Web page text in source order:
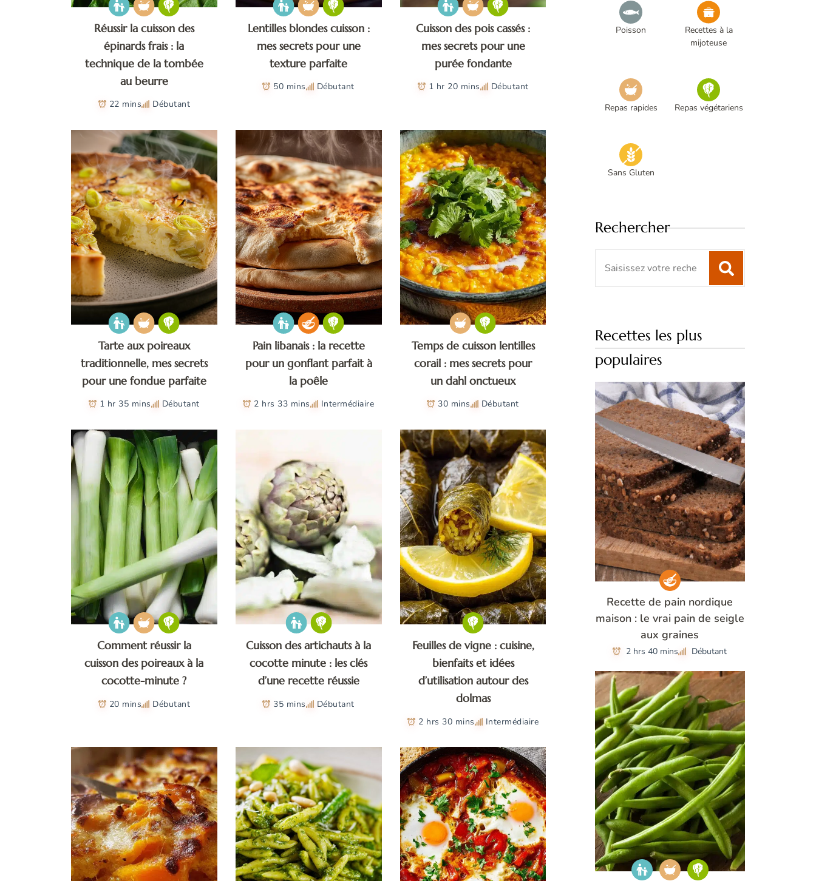
Réussir la cuisson des
épinards frais : la
technique de la tombée
au beurre
22 mins Débutant
Lentilles blondes cuisson :
mes secrets pour une
texture parfaite
50 mins Débutant
Cuisson des pois cassés :
mes secrets pour une
purée fondante
1 hr 20 mins Débutant
Tarte aux poireaux
traditionnelle, mes secrets
pour une fondue parfaite
1 hr 35 mins Débutant
Pain libanais : la recette
pour un gonflant parfait à
la poêle
2 hrs 33 mins Intermédiaire
Temps de cuisson lentilles
corail : mes secrets pour
un dahl onctueux
30 mins Débutant
Comment réussir la
cuisson des poireaux à la
cocotte-minute ?
20 mins Débutant
Cuisson des artichauts à la
cocotte minute : les clés
d’une recette réussie
35 mins Débutant
Feuilles de vigne : cuisine,
bienfaits et idées
d’utilisation autour des
dolmas
2 hrs 30 mins Intermédiaire
Poisson
Recettes à la
mijoteuse
Repas rapides Repas végétariens
Sans Gluten
Rechercher
c
h
f
o
r
:
Recettes les plus
populaires
Recette de pain nordique
maison : le vrai pain de seigle
aux graines
2 hrs 40 mins Débutant